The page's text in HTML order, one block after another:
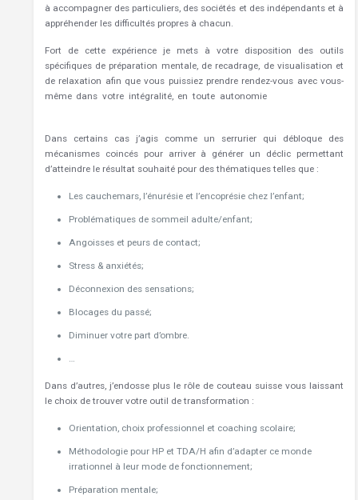
à accompagner des particuliers, des sociétés et des indépendants et à
appréhender les difficultés propres à chacun.
Fort de cette expérience je mets à votre disposition des outils
spécifiques de préparation mentale, de recadrage, de visualisation et
de relaxation afin que vous puissiez prendre rendez-vous avec vous-
même dans votre intégralité, en toute autonomie
Dans certains cas j’agis comme un serrurier qui débloque des
mécanismes coincés pour arriver à générer un déclic permettant
d’atteindre le résultat souhaité pour des thématiques telles que :
Les cauchemars, l’énurésie et l’encoprésie chez l’enfant;
Problématiques de sommeil adulte/enfant;
Angoisses et peurs de contact;
Stress & anxiétés;
Déconnexion des sensations;
Blocages du passé;
Diminuer votre part d’ombre.
…
Dans d’autres, j’endosse plus le rôle de couteau suisse vous laissant
le choix de trouver votre outil de transformation :
Orientation, choix professionnel et coaching scolaire;
Méthodologie pour HP et TDA/H afin d’adapter ce monde
irrationnel à leur mode de fonctionnement;
Préparation mentale;